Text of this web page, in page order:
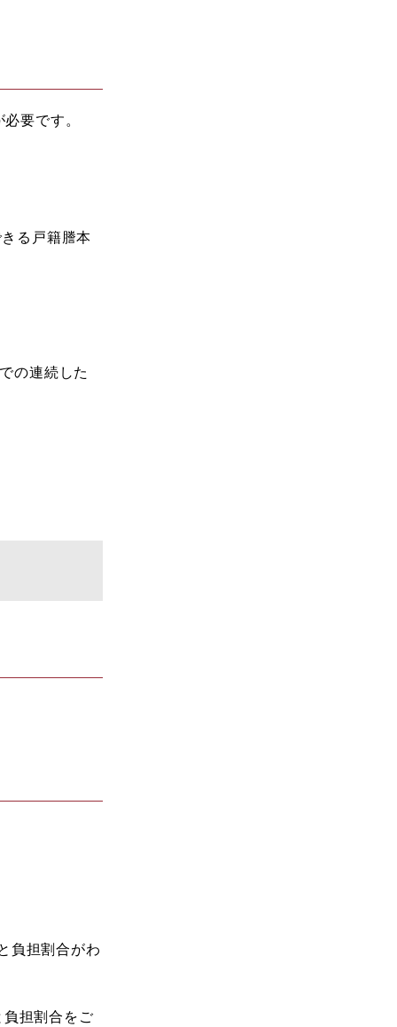
要です。
る戸籍謄本
の連続した
負担割合がわ
担割合をご